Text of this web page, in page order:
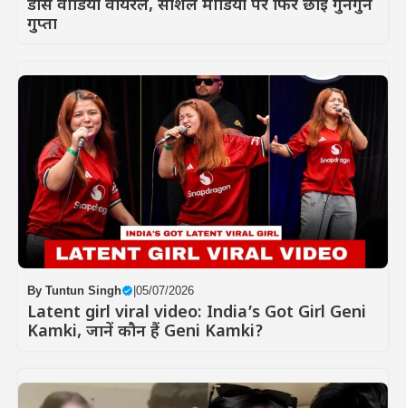
डांस वीडियो वायरल, सोशल मीडिया पर फिर छाईं गुनगुन
गुप्ता
By Tuntun Singh 05/07/2026
Latent girl viral video: India’s Got Girl Geni
Kamki, जानें कौन हैं Geni Kamki?